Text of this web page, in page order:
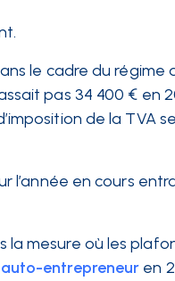
le cadre du régime
pas 34 400 € en
de la TVA
l’année en cours
mesure où les
auto-entrepreneur en